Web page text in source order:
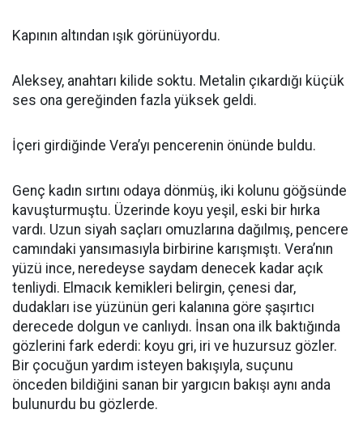
Kapının altından ışık görünüyordu.
Aleksey, anahtarı kilide soktu. Metalin çıkardığı küçük
ses ona gereğinden fazla yüksek geldi.
İçeri girdiğinde Vera’yı pencerenin önünde buldu.
Genç kadın sırtını odaya dönmüş, iki kolunu göğsünde
kavuşturmuştu. Üzerinde koyu yeşil, eski bir hırka
vardı. Uzun siyah saçları omuzlarına dağılmış, pencere
camındaki yansımasıyla birbirine karışmıştı. Vera’nın
yüzü ince, neredeyse saydam denecek kadar açık
tenliydi. Elmacık kemikleri belirgin, çenesi dar,
dudakları ise yüzünün geri kalanına göre şaşırtıcı
derecede dolgun ve canlıydı. İnsan ona ilk baktığında
gözlerini fark ederdi: koyu gri, iri ve huzursuz gözler.
Bir çocuğun yardım isteyen bakışıyla, suçunu
önceden bildiğini sanan bir yargıcın bakışı aynı anda
bulunurdu bu gözlerde.